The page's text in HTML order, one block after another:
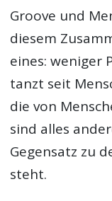
Groove und
diesem
eines: weniger
tanzt seit
die von
sind alles
Gegensatz zu
steht.